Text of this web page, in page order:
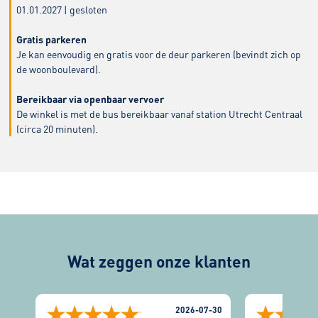
01.01.2027 | gesloten
Gratis parkeren
Je kan eenvoudig en gratis voor de deur parkeren (bevindt zich op
de woonboulevard).
Bereikbaar via openbaar vervoer
De winkel is met de bus bereikbaar vanaf station Utrecht Centraal
(circa 20 minuten).
Wat zeggen onze klanten
2026-07-30